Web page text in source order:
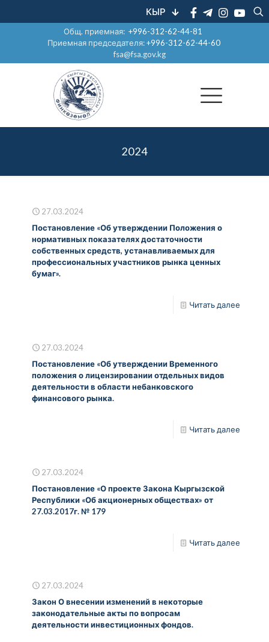
КЫР
Общ. приемная:+996-312-62-44-81
Приемная председателя:+996-312-62-44-60
fsa@fsa.gov.kg
2024
27.03.2024
Постановление «Об утверждении Положения о
нормативных показателях достаточности
собственных средств, устанавливаемых для
профессиональных участников рынка ценных
бумаг».
Читать далее
27.03.2024
Постановление «Об утверждении Временного
положения о лицензировании отдельных видов
деятельности в области небанковского
финансового рынка.
Читать далее
27.03.2024
Постановление «О проекте Закона Кыргызской
Республики «Об акционерных обществах» от
27.03.2017г. № 179
Читать далее
27.03.2024
Закон О внесении изменений в некоторые
законодательные акты по вопросам
деятельности инвестиционных фондов.